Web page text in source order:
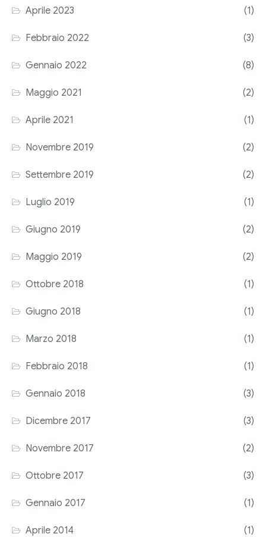
Corriere tributario
Editore Euroconference
Il Giornale del Revisore
Forum Fiscale
Articoli
Aprile 2023 (1)
Febbraio 2022 (3)
Gennaio 2022 (8)
Maggio 2021 (2)
Aprile 2021 (1)
Novembre 2019 (2)
Settembre 2019 (2)
Luglio 2019 (1)
Giugno 2019 (2)
Maggio 2019 (2)
Ottobre 2018 (1)
Giugno 2018 (1)
Marzo 2018 (1)
Febbraio 2018 (1)
Gennaio 2018 (3)
Dicembre 2017 (3)
Novembre 2017 (2)
Ottobre 2017 (3)
Gennaio 2017 (1)
Aprile 2014 (1)